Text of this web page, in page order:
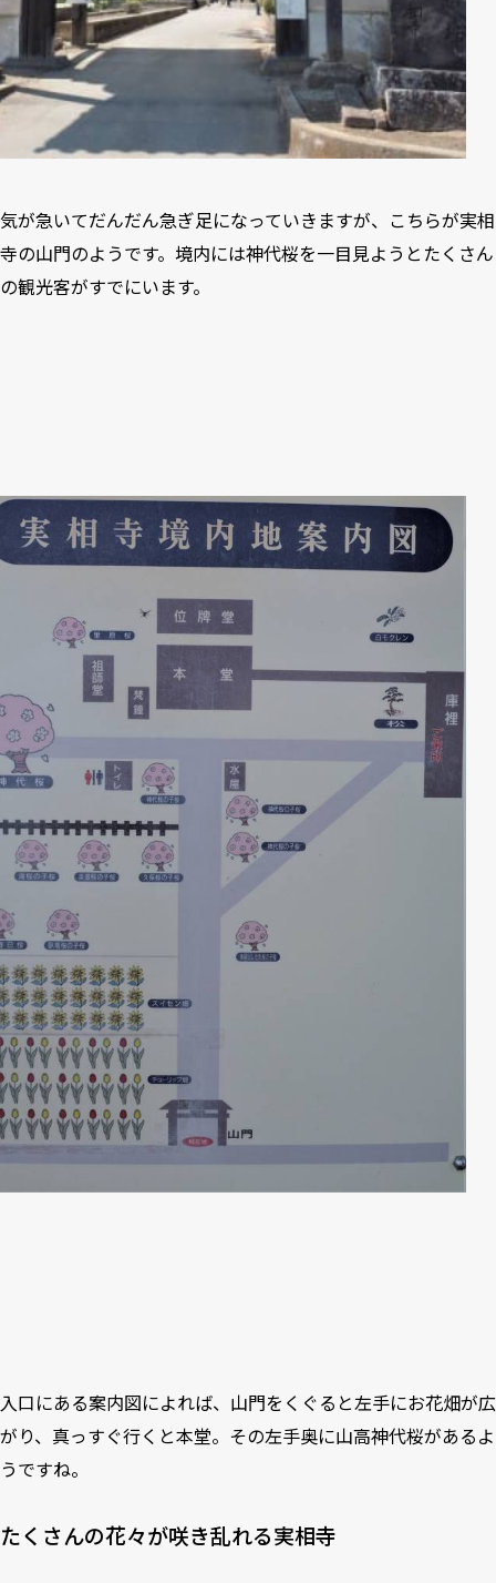
気が急いてだんだん急ぎ足になっていきますが、こちらが実相
寺の山門のようです。境内には神代桜を一目見ようとたくさん
の観光客がすでにいます。
入口にある案内図によれば、山門をくぐると左手にお花畑が広
がり、真っすぐ行くと本堂。その左手奥に山高神代桜があるよ
うですね。
たくさんの花々が咲き乱れる実相寺